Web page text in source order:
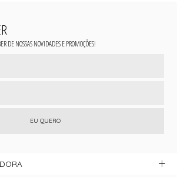
DE NOSSAS NOVIDADES E PROMOÇÕES!
EU QUERO